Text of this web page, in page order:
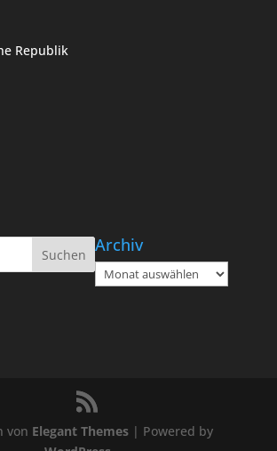
Republik
Archiv
Archiv
von Elegant Themes | Powered by